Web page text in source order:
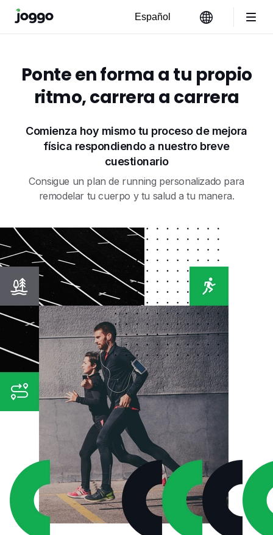
Ponte en forma a tu propio
ritmo, carrera a carrera
Comienza hoy mismo tu proceso de mejora
física respondiendo a nuestro breve
cuestionario
Consigue un plan de running personalizado para
remodelar tu cuerpo y tu salud a tu manera.